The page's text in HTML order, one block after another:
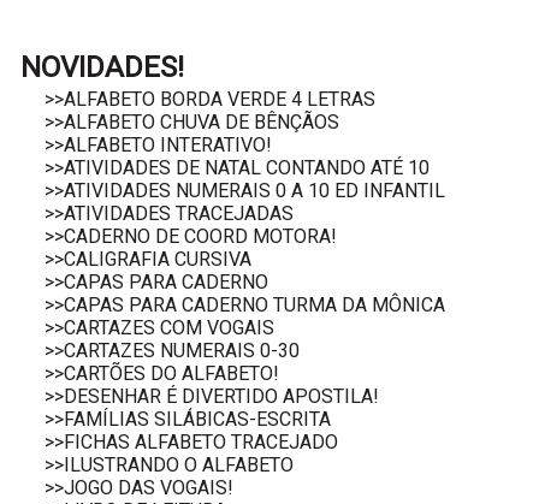
NOVIDADES!
>>ALFABETO BORDA VERDE 4 LETRAS
>>ALFABETO CHUVA DE BÊNÇÃOS
>>ALFABETO INTERATIVO!
>>ATIVIDADES DE NATAL CONTANDO ATÉ 10
>>ATIVIDADES NUMERAIS 0 A 10 ED INFANTIL
>>ATIVIDADES TRACEJADAS
>>CADERNO DE COORD MOTORA!
>>CALIGRAFIA CURSIVA
>>CAPAS PARA CADERNO
>>CAPAS PARA CADERNO TURMA DA MÔNICA
>>CARTAZES COM VOGAIS
>>CARTAZES NUMERAIS 0-30
>>CARTÕES DO ALFABETO!
>>DESENHAR É DIVERTIDO APOSTILA!
>>FAMÍLIAS SILÁBICAS-ESCRITA
>>FICHAS ALFABETO TRACEJADO
>>ILUSTRANDO O ALFABETO
>>JOGO DAS VOGAIS!